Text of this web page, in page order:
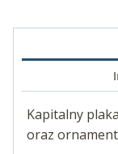
Kapitalny
oraz